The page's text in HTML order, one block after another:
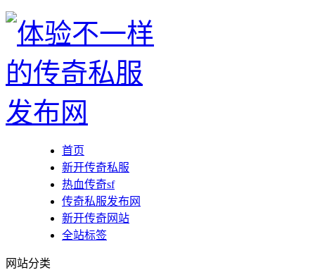
首页
新开传奇私服
热血传奇sf
传奇私服发布网
新开传奇网站
全站标签
网站分类